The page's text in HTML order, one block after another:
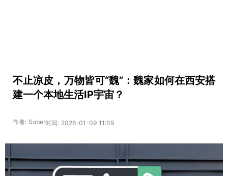
不止凉皮，万物皆可“魏”：魏家如何在西安搭
建一个本地生活IP宇宙？
作者: Sober时间: 2026-01-09 11:09